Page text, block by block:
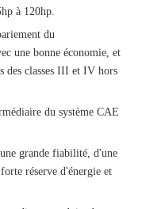
à 120hp.
du
une bonne économie, et
des classes III et IV hors
du système CAE
grande fiabilité, d'une
réserve d'énergie et